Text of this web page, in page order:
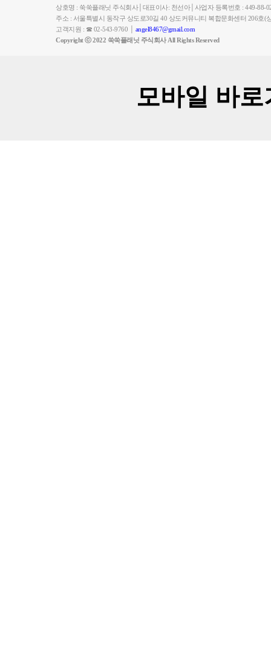
상호명 : 쑥쑥플래닛 주식회사│대표이사: 천선아│사업자 등록번호 : 449-88-
주소 : 서울특별시 동작구 상도로30길 40 상도커뮤니티 복합문화센터 206호(
고객지원 : ☎ 02-543-9760 │ angel8467@gmail.com
Copyright ⓒ 2022 쑥쑥플래닛 주식회사 All Rights Reserved
모바일 바로